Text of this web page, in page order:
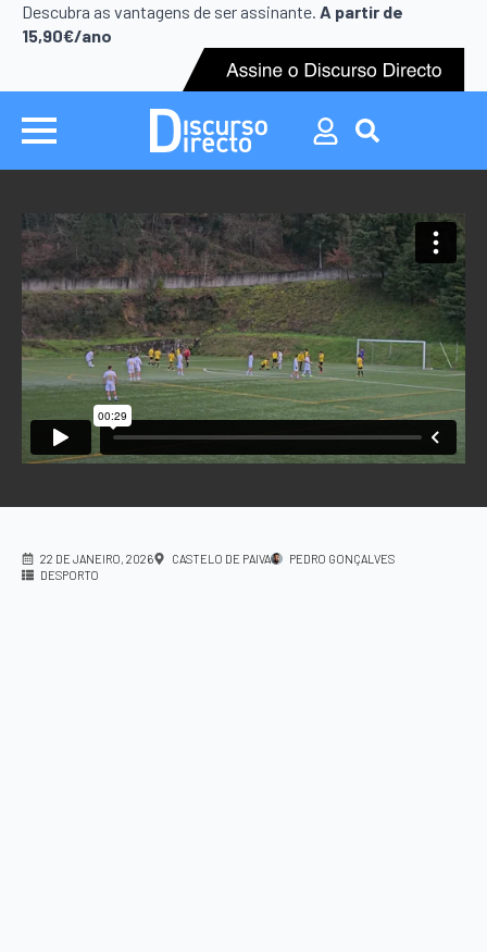
Descubra as vantagens de ser assinante. A partir de
15,90€/ano
Search
Search
22 DE JANEIRO, 2026 CASTELO DE PAIVA
PEDRO GONÇALVES
DESPORTO